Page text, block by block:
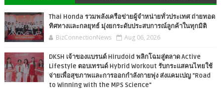
Thai Honda รวมพลังเครือข่ายผู้จำหน่ายทั่วประเทศ ถ่ายทอด
ทิศทางและกลยุทธ์ มุ่งยกระดับประสบการณ์ลูกค้าในทุกมิติ
BizConnectionNews Aug 06, 2026
DKSH เจ้าของแบรนด์ Hirudoid พลิกโฉมสู่ตลาด Active
Lifestyle ตอบเทรนด์ Hybrid Workout รับกระแสคนไทยใช้
จ่ายเพื่อสุขภาพและการออกกำลังกายพุ่ง ส่งแคมเปญ "Road
to Winning with the MPS Science"